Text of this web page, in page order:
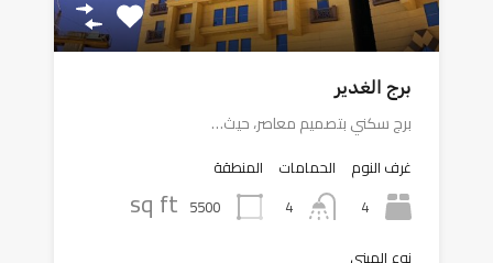
برج الغدير
برج سكني بتصميم معاصر، حيث…
غرف النوم
4
الحمامات
4
المنطقة
5500
sq ft
نوع المبنى